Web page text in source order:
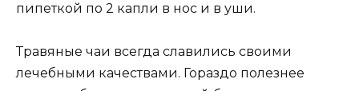
пипеткой по 2 капли в нос и в уши.
Травяные чаи всегда славились своими
лечебными качествами. Гораздо полезнее